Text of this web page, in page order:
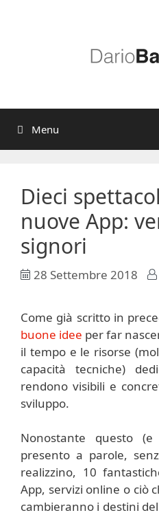
Menu
Dieci
nuove App:
signori
28 Settembre 2018
Come già scritto in
buone idee per far
il tempo e le risorse
capacità tecniche)
rendono visibili e
sviluppo.
Nonostante questo (e
presento a parole,
realizzino, 10
App, servizi online o ciò
cambieranno i destini